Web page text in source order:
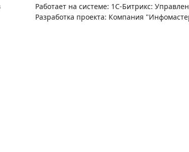
Работает на системе: 1С-Битрикс:
Разработка проекта: Компания